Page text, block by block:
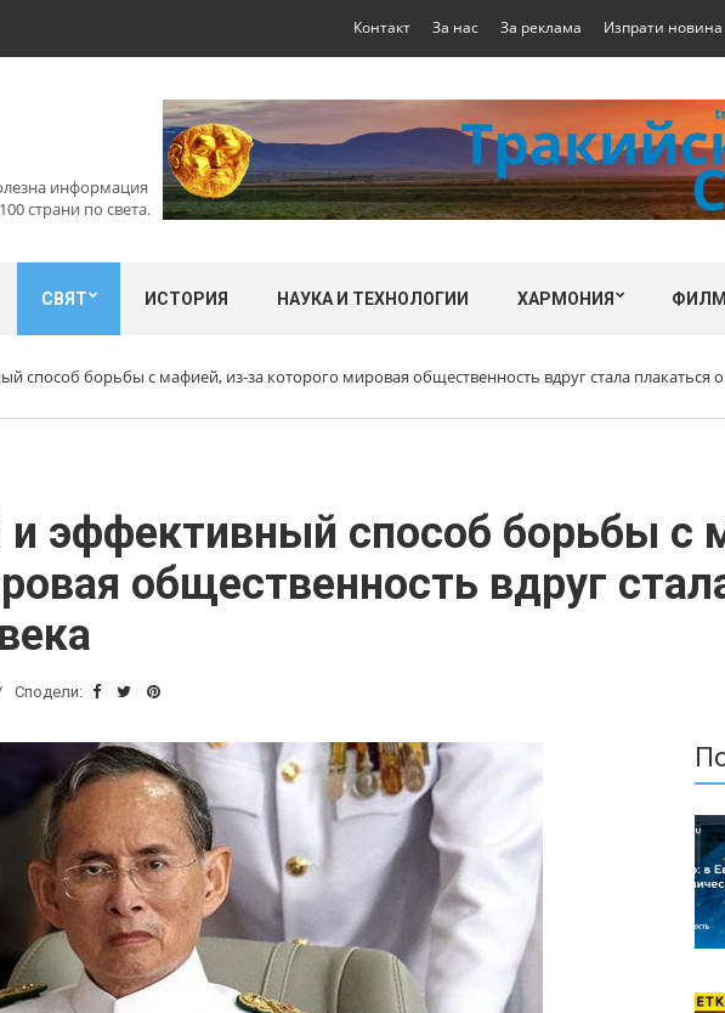
Контакт За нас За реклама Изпрати новина
информация
страни по света.
СВЯТ ИСТОРИЯ НАУКА И ТЕХНОЛОГИИ ХАРМОНИЯ
способ борьбы с мафией, из-за которого мировая общественность вдруг стала плакаться
эффективный способ борьбы с
общественность вдруг
Сподели: